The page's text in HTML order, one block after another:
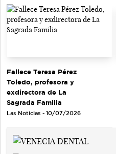
Fallece Teresa Pérez
Toledo, profesora y
exdirectora de La
Sagrada Familia
Las Noticias - 10/07/2026